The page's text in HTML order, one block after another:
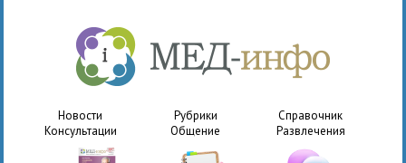
Новости Рубрики
Справочник
Консультации
Общение Развлечения